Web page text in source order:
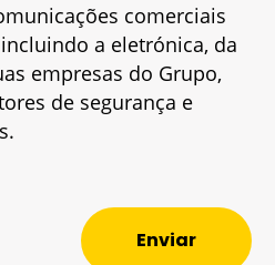
comerciais
a eletrónica, da
empresas do Grupo,
de segurança e
Enviar